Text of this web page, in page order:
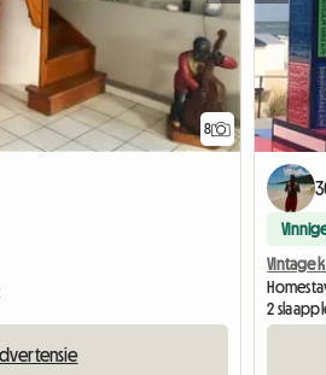
8
Vintage
2